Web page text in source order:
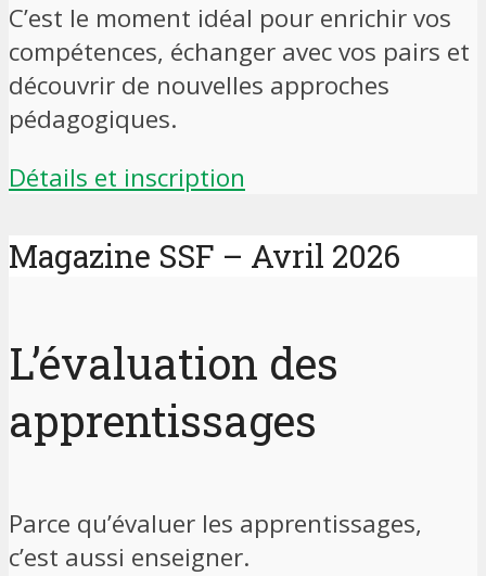
C’est le moment idéal pour enrichir vos
compétences, échanger avec vos pairs et
découvrir de nouvelles approches
pédagogiques.
Détails et inscription
Magazine SSF – Avril 2026
L’évaluation des
apprentissages
Parce qu’évaluer les apprentissages,
c’est aussi enseigner.